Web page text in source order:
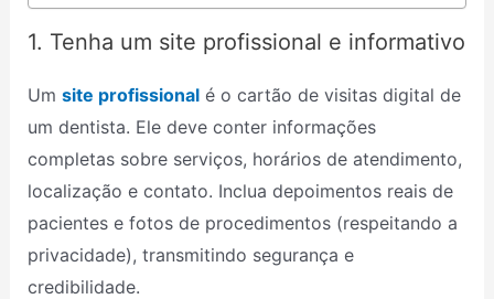
1. Tenha um site profissional e informativo
Um site profissionalé o cartão de visitas digital de
um dentista. Ele deve conter informações
completas sobre serviços, horários de atendimento,
localização e contato. Inclua depoimentos reais de
pacientes e fotos de procedimentos (respeitando a
privacidade), transmitindo segurança e
credibilidade.